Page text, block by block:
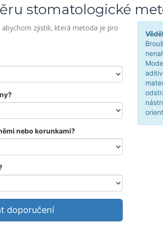
stomatologické
zjistili, která metoda je pro
nebo korunkami?
doporučení